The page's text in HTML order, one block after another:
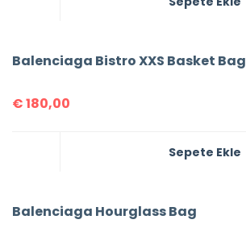
Balenciaga Bistro XXS Basket Bag
€180,00
Sepete Ekle
Balenciaga Hourglass Bag